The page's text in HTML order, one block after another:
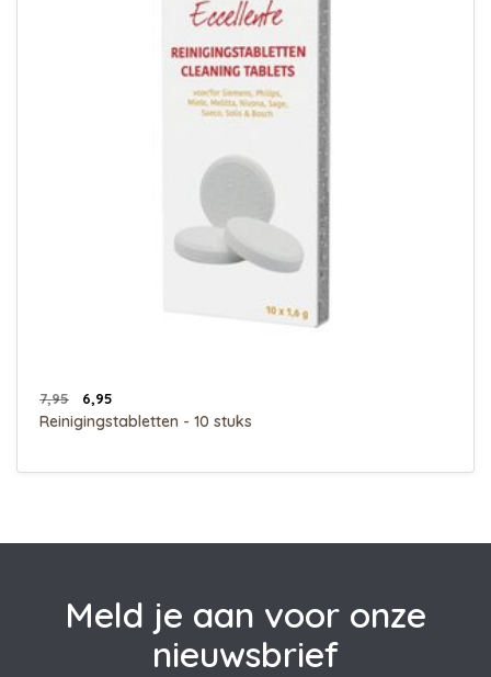
7,95 6,95
Reinigingstabletten - 10 stuks
Meld je aan voor onze
nieuwsbrief